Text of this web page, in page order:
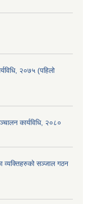
२०७५ (पहिलो
कार्यविधि, २०८०
व्यक्तिहरुको सञ्जाल गठन